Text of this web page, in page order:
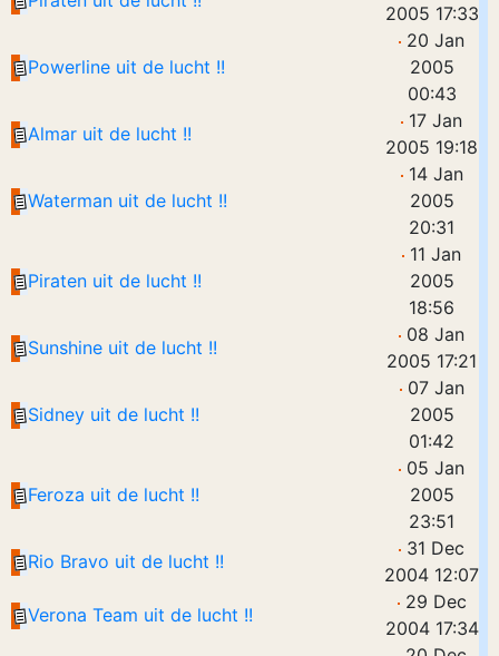
2005 17:33
Powerline uit de lucht !!
20 Jan
2005
00:43
Almar uit de lucht !!
17 Jan
2005 19:18
Waterman uit de lucht !!
14 Jan
2005
20:31
Piraten uit de lucht !!
11 Jan
2005
18:56
Sunshine uit de lucht !!
08 Jan
2005 17:21
Sidney uit de lucht !!
07 Jan
2005
01:42
Feroza uit de lucht !!
05 Jan
2005
23:51
Rio Bravo uit de lucht !!
31 Dec
2004 12:07
Verona Team uit de lucht !!
29 Dec
2004 17:34